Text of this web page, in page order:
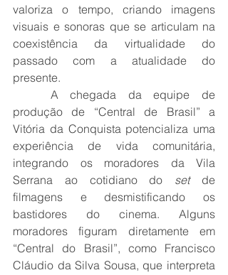
valoriza o tempo, criando imagens
visuais e sonoras que se articulam na
coexistência da virtualidade do
passado com a atualidade do
presente.
produção de “Central de Brasil” a
Vitória da Conquista potencializa uma
experiência de vida comunitária,
integrando os moradores da Vila
Serrana ao cotidiano do set de
filmagens e desmistificando os
bastidores do cinema. Alguns
moradores figuram diretamente em
“Central do Brasil”, como Francisco
Cláudio da Silva Sousa, que interpreta